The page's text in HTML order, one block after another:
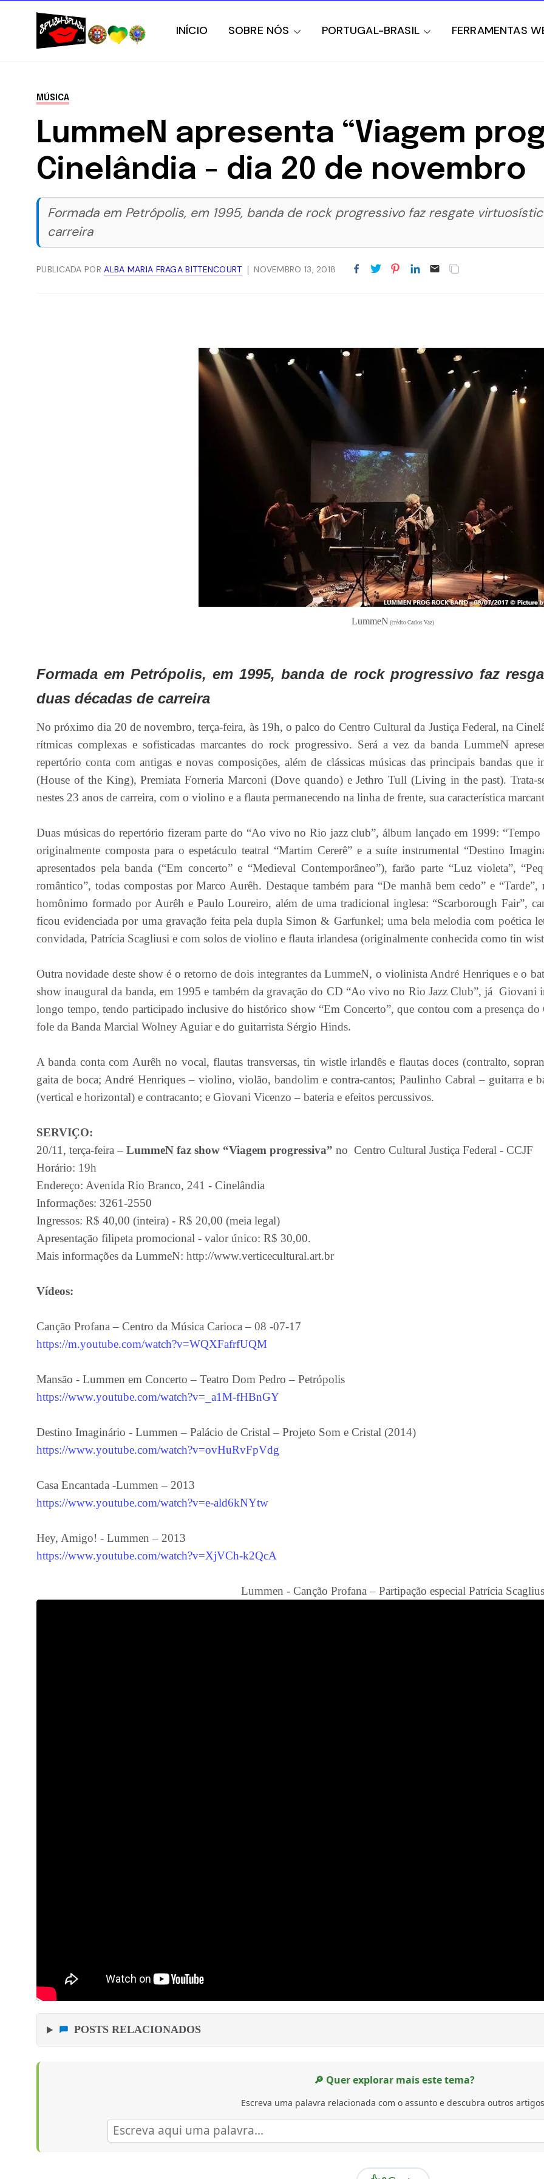
INÍCIO SOBRE NÓS PORTUGAL-BRASIL FERRAMENTAS
MÚSICA
LummeN apresenta “Viagem
Cinelândia - dia 20 de novembro
Formada em Petrópolis, em 1995, banda de rock progressivo faz resgate
carreira
PUBLICADA PORALBA MARIA FRAGA BITTENCOURT NOVEMBRO 13, 2018
LummeN (crédto Carlos Vaz)
Formada em Petrópolis, em 1995, banda de rock progressivo faz
duas décadas de carreira
No próximo dia 20 de novembro, terça-feira, às 19h, o palco do Centro Cultural da Justiça Federal, na
rítmicas complexas e sofisticadas marcantes do rock progressivo. Será a vez da banda LummeN
repertório conta com antigas e novas composições, além de clássicas músicas das principais bandas
(House of the King), Premiata Forneria Marconi (Dove quando) e Jethro Tull (Living in the past). Trata-
nestes 23 anos de carreira, com o violino e a flauta permanecendo na linha de frente, sua característica
Duas músicas do repertório fizeram parte do “Ao vivo no Rio jazz club”, álbum lançado em 1999:
originalmente composta para o espetáculo teatral “Martim Cererê” e a suíte instrumental “Destino
apresentados pela banda (“Em concerto” e “Medieval Contemporâneo”), farão parte “Luz violeta”,
romântico”, todas compostas por Marco Aurêh. Destaque também para “De manhã bem cedo” e
homônimo formado por Aurêh e Paulo Loureiro, além de uma tradicional inglesa: “Scarborough Fair”,
ficou evidenciada por uma gravação feita pela dupla Simon & Garfunkel; uma bela melodia com poética
convidada, Patrícia Scagliusi e com solos de violino e flauta irlandesa (originalmente conhecida como tin
Outra novidade deste show é o retorno de dois integrantes da LummeN, o violinista André Henriques e o
show inaugural da banda, em 1995 e também da gravação do CD “Ao vivo no Rio Jazz Club”, já
longo tempo, tendo participado inclusive do histórico show “Em Concerto”, que contou com a presença
fole da Banda Marcial Wolney Aguiar e do guitarrista Sérgio Hinds.
A banda conta com Aurêh no vocal, flautas transversas, tin wistle irlandês e flautas doces (contralto,
gaita de boca; André Henriques – violino, violão, bandolim e contra-cantos; Paulinho Cabral – guitarra e
(vertical e horizontal) e contracanto; e Giovani Vicenzo – bateria e efeitos percussivos.
SERVIÇO:
20/11, terça-feira – LummeN faz show “Viagem progressiva” no Centro Cultural Justiça Federal - CCJF
Horário: 19h
Endereço: Avenida Rio Branco, 241 - Cinelândia
Informações: 3261-2550
Ingressos: R$ 40,00 (inteira) - R$ 20,00 (meia legal)
Apresentação filipeta promocional - valor único: R$ 30,00.
Mais informações da LummeN: http://www.verticecultural.art.br
Vídeos:
Canção Profana – Centro da Música Carioca – 08 -07-17
https://m.youtube.com/watch?v=WQXFafrfUQM
Mansão - Lummen em Concerto – Teatro Dom Pedro – Petrópolis
https://www.youtube.com/watch?v=_a1M-fHBnGY
Destino Imaginário - Lummen – Palácio de Cristal – Projeto Som e Cristal (2014)
https://www.youtube.com/watch?v=ovHuRvFpVdg
Casa Encantada -Lummen – 2013
https://www.youtube.com/watch?v=e-ald6kNYtw
Hey, Amigo! - Lummen – 2013
https://www.youtube.com/watch?v=XjVCh-k2QcA
Lummen - Canção Profana – Partipação especial Patrícia
POSTS RELACIONADOS
🔎 Quer explorar mais este tema?
Escreva uma palavra relacionada com o assunto e descubra outros